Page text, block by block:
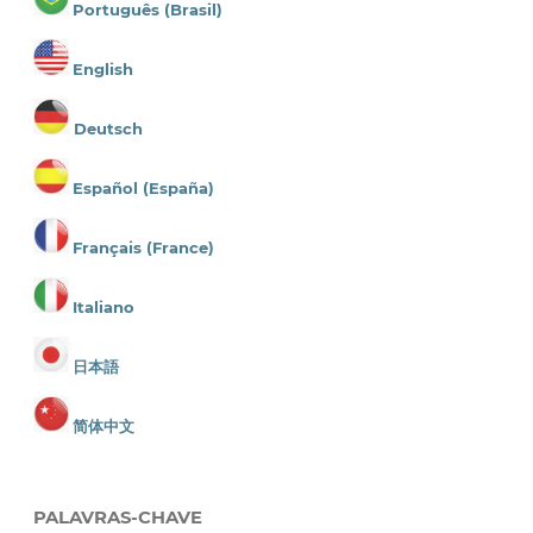
Português (Brasil)
English
Deutsch
Español (España)
Français (France)
Italiano
日本語
简体中文
PALAVRAS-CHAVE